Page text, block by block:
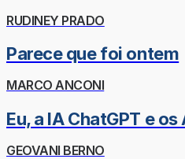
RUDINEY PRADO
Parece que foi ontem
MARCO ANCONI
Eu, a IA ChatGPT e
GEOVANI BERNO